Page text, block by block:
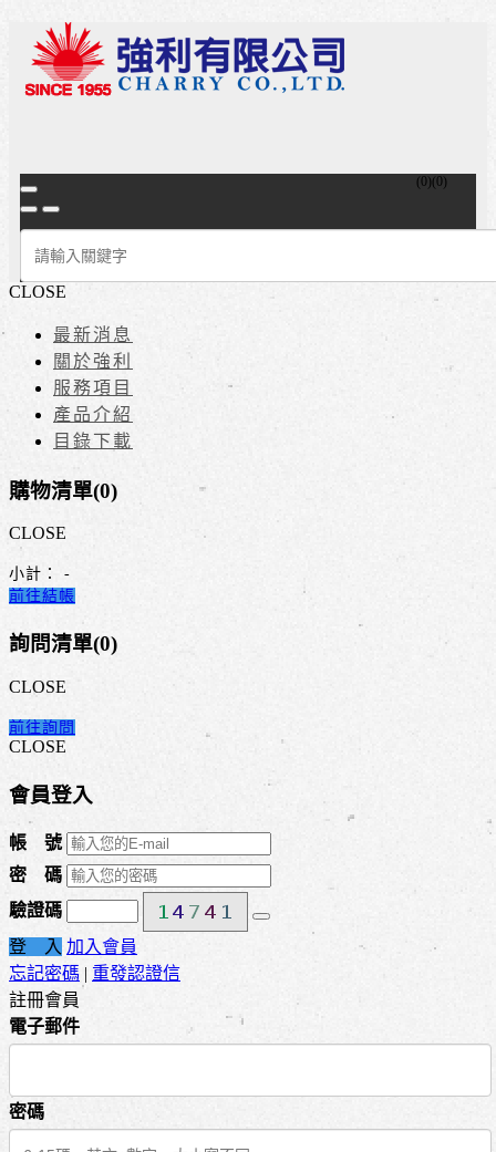
(0)(0)
CLOSE
最新消息
關於強利
服務項目
產品介紹
目錄下載
購物清單(0)
CLOSE
小計：
-
前往結帳
詢問清單(0)
CLOSE
前往詢問
CLOSE
會員登入
帳 號
密 碼
驗證碼
登 入 加入會員
忘記密碼 | 重發認證信
註冊會員
電子郵件
密碼